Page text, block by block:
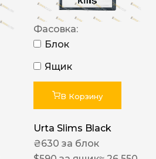
Фасовка:
Блок
Ящик
В Корзину
Urta Slims Black
₴630 за блок